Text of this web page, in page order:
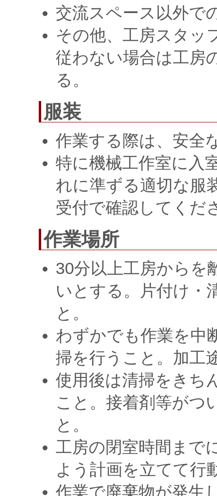
交流スペース以外で
その他、工房スタッ
従わない場合は工房
る。
服装
作業する際は、安全
特に機械工作室に入
れに準ずる適切な服
受付で確認してくだ
作業場所
30分以上工房からを
いとする。片付け・
と。
わずかでも作業を中
掃を行うこと。加工
使用後は清掃をきち
こと。接着剤等がつ
と。
工房の閉室時間まで
よう計画を立てて行
作業で廃棄物が発生